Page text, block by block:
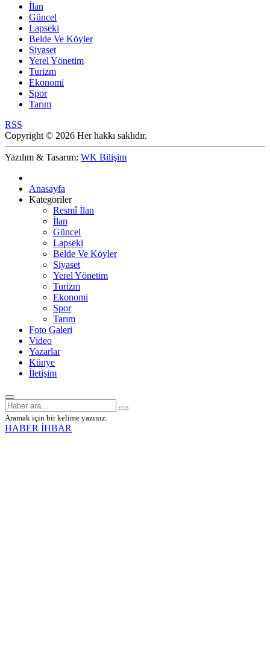
İlan
Güncel
Lapseki
Belde Ve Köyler
Siyaset
Yerel Yönetim
Turizm
Ekonomi
Spor
Tarım
RSS
Copyright © 2026 Her hakkı saklıdır.
Yazılım & Tasarım: WK Bilişim
Anasayfa
Kategoriler
Resmî İlan
İlan
Güncel
Lapseki
Belde Ve Köyler
Siyaset
Yerel Yönetim
Turizm
Ekonomi
Spor
Tarım
Foto Galeri
Video
Yazarlar
Künye
İletişim
Aramak için bir kelime yazınız.
HABER İHBAR